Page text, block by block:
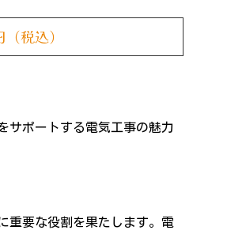
税込）
サポートする電気工事の魅力
重要な役割を果たします。電